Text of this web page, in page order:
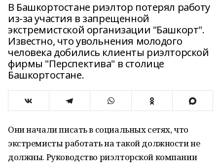
В Башкортостане риэлтор потерял работу
из-за участия в запрещенной
экстремистской организации "Башкорт".
Известно, что увольнения молодого
человека добились клиенты риэлторской
фирмы "Перспектива" в столице
Башкортостане.
Они начали писать в социальных сетях, что
экстремисты работать на такой должности не
должны. Руководство риэлторской компании